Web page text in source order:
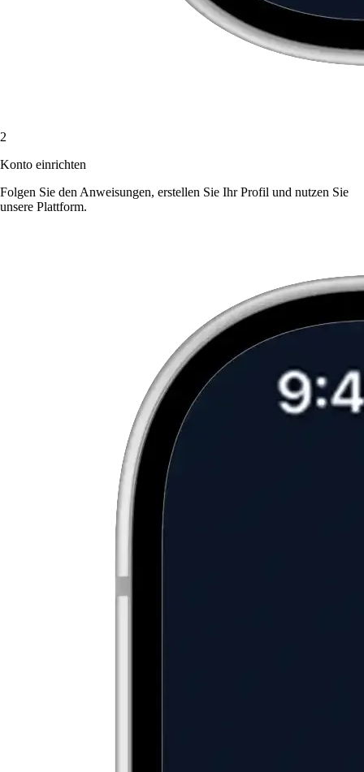
2
Konto einrichten
Folgen Sie den Anweisungen, erstellen Sie Ihr Profil und nutzen Sie
unsere Plattform.